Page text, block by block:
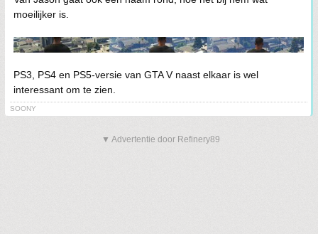
moeilijker is.
PS3, PS4 en PS5-versie van GTA V naast elkaar is wel
interessant om te zien.
SOONY
▼ Advertentie door Refinery89